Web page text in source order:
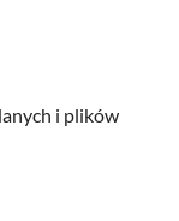
i plików